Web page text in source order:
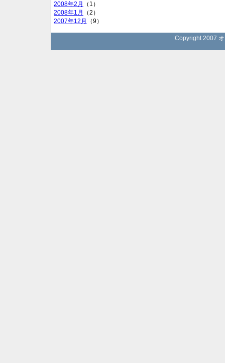
2008年2月
（1）
2008年1月
（2）
2007年12月
（9）
Copyright 2007